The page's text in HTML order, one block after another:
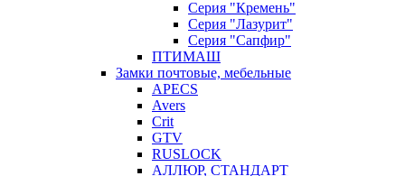
Серия "Кремень"
Серия "Лазурит"
Серия "Сапфир"
ПТИМАШ
Замки почтовые, мебельные
APECS
Avers
Crit
GTV
RUSLOCK
АЛЛЮР, СТАНДАРТ